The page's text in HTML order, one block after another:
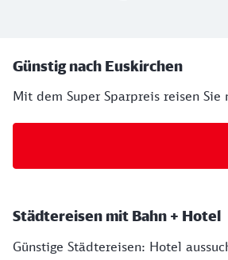
Ihre Buchungsmöglichkeiten
Günstig nach Euskirchen
Mit dem Super Sparpreis reisen
Städtereisen mit Bahn + Hotel
Günstige Städtereisen: Hotel